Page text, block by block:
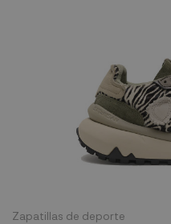
Zapatillas de deporte